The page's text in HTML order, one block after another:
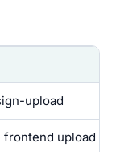
upload
frontend upload